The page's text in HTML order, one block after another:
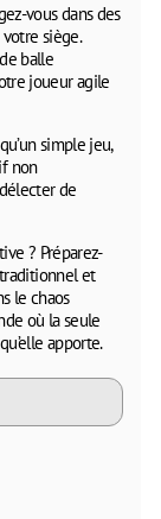
vous dans des
siège.
balle
joueur agile
simple jeu,
non
de
? Préparez-
et
le chaos
où la seule
apporte.